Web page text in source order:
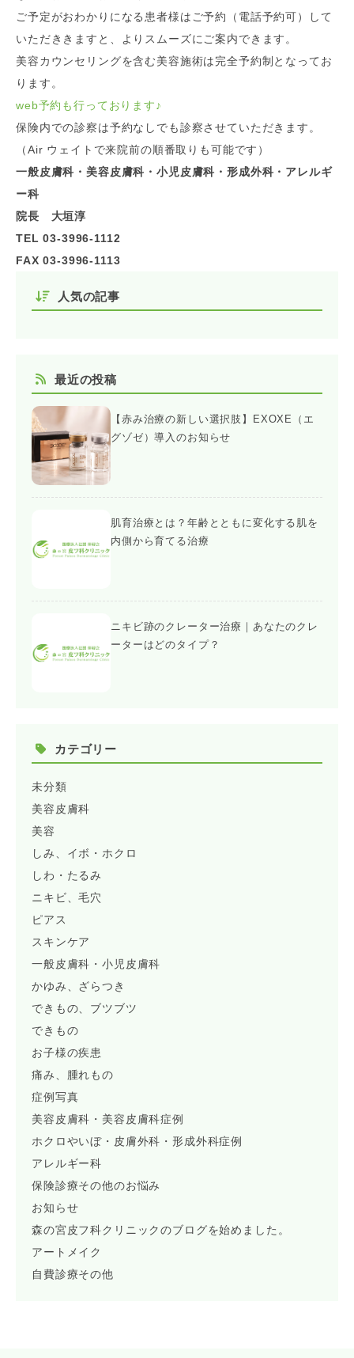
ご予定がおわかりになる患者様はご予約（電話予約可）して
いただききますと、よりスムーズにご案内できます。
美容カウンセリングを含む美容施術は完全予約制となってお
ります。
web予約も行っております♪
保険内での診察は予約なしでも診察させていただきます。
（Air ウェイトで来院前の順番取りも可能です）
一般皮膚科・美容皮膚科・小児皮膚科・形成外科・アレルギ
ー科
院長 大垣淳
TEL 03-3996-1112
FAX 03-3996-1113
人気の記事
最近の投稿
【赤み治療の新しい選択肢】EXOXE（エ
グゾゼ）導入のお知らせ
肌育治療とは？年齢とともに変化する肌を
内側から育てる治療
ニキビ跡のクレーター治療｜あなたのクレ
ーターはどのタイプ？
カテゴリー
未分類
美容皮膚科
美容
しみ、イボ・ホクロ
しわ・たるみ
ニキビ、毛穴
ピアス
スキンケア
一般皮膚科・小児皮膚科
かゆみ、ざらつき
できもの、ブツブツ
できもの
お子様の疾患
痛み、腫れもの
症例写真
美容皮膚科・美容皮膚科症例
ホクロやいぼ・皮膚外科・形成外科症例
アレルギー科
保険診療その他のお悩み
お知らせ
森の宮皮フ科クリニックのブログを始めました。
アートメイク
自費診療その他